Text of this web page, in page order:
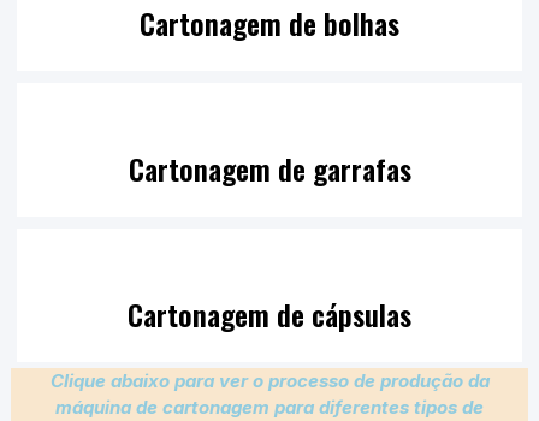
Cartonagem de bolhas
Cartonagem de garrafas
Cartonagem de cápsulas
Clique abaixo para ver o processo de produção da
máquina de cartonagem para diferentes tipos de